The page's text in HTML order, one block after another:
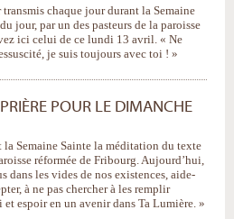
chaque jour durant la Semaine
jour, par un des pasteurs de la paroisse
ici celui de ce lundi 13 avril. « Ne
je suis toujours avec toi ! »
POUR LE DIMANCHE
Semaine Sainte la méditation du texte
réformée de Fribourg. Aujourd’hui,
dans les vides de nos existences, aide-
à ne pas chercher à les remplir
espoir en un avenir dans Ta Lumière. »